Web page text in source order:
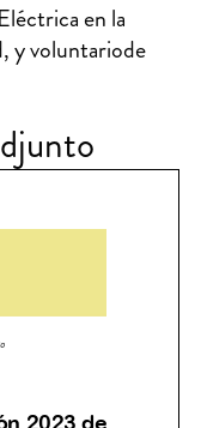
en la
y voluntariode